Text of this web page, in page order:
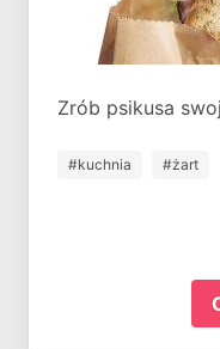
Zrób psikusa
#kuchnia #żart